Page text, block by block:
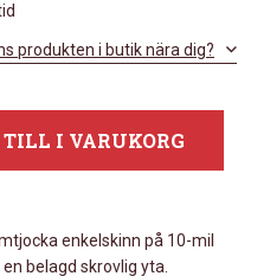
produkten i butik nära dig?
TILL I VARUKORG
enkelskinn på 10-mil
belagd skrovlig yta.